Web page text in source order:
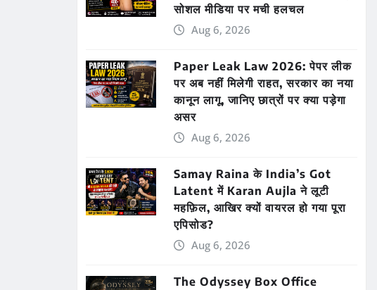
सोशल मीडिया पर मची हलचल
Aug 6, 2026
Paper Leak Law 2026: पेपर लीक
पर अब नहीं मिलेगी राहत, सरकार का नया
कानून लागू, जानिए छात्रों पर क्या पड़ेगा
असर
Aug 6, 2026
Samay Raina के India’s Got
Latent में Karan Aujla ने लूटी
महफ़िल, आखिर क्यों वायरल हो गया पूरा
एपिसोड?
Aug 6, 2026
The Odyssey Box Office